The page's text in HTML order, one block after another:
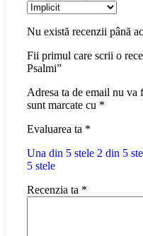
Nu există recenzii până
Fii primul care scrii o
Psalmi”
Adresa ta de email nu va
sunt marcate cu *
Evaluarea ta *
Una din 5 stele 2 din 5
5 stele
Recenzia ta *